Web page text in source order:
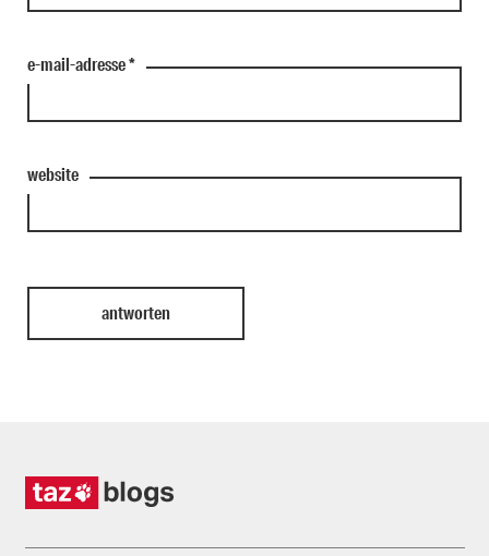
e-mail-adresse*
website